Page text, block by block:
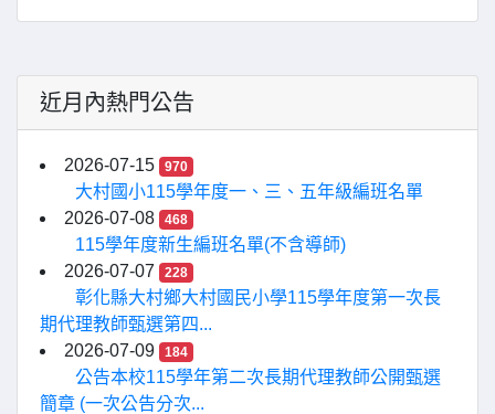
近月內熱門公告
2026-07-15 970
大村國小115學年度一、三、五年級編班名單
2026-07-08
468
115學年度新生編班名單(不含導師)
2026-07-07
228
彰化縣大村鄉大村國民小學115學年度第一次長
期代理教師甄選第四...
2026-07-09
184
公告本校115學年第二次長期代理教師公開甄選
簡章 (一次公告分次...